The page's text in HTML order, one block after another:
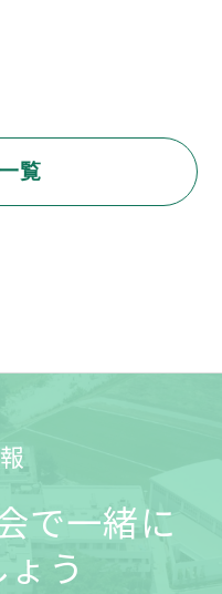
覧
で一緒に
う